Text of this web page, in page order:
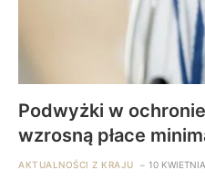
Podwyżki w
wzrosną płace
AKTUALNOŚCI Z KRAJU 10